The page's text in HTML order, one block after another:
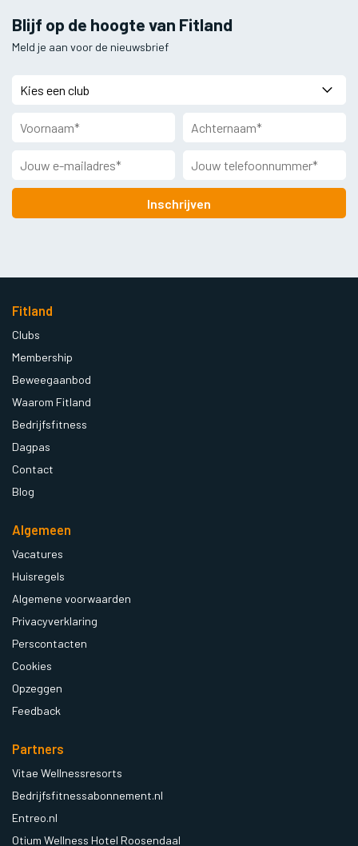
Blijf op de hoogte van Fitland
Meld je aan voor de nieuwsbrief
Inschrijven
Fitland
Clubs
Membership
Beweegaanbod
Waarom Fitland
Bedrijfsfitness
Dagpas
Contact
Blog
Algemeen
Vacatures
Huisregels
Algemene voorwaarden
Privacyverklaring
Perscontacten
Cookies
Opzeggen
Feedback
Partners
Vitae Wellnessresorts
Bedrijfsfitnessabonnement.nl
Entreo.nl
Otium Wellness Hotel Roosendaal